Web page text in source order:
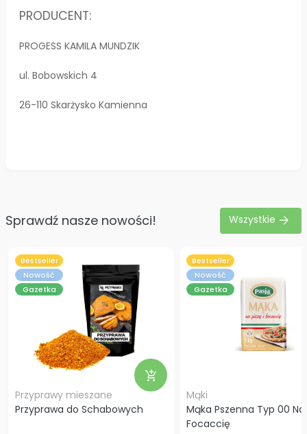
PRODUCENT:
PROGESS KAMILA MUNDZIK
ul. Bobowskich 4
26-110 Skarżysko Kamienna
Sprawdź nasze nowości! Wszystkie arrow_forward
Bestseller
Nowość
Gazetka
add_shopping_cart
Przyprawy mieszane
Przyprawa do Schabowych
Bestseller
Nowość
Gazetka
Mąki
Mąka Pszenna Typ 00 Na
Focaccię